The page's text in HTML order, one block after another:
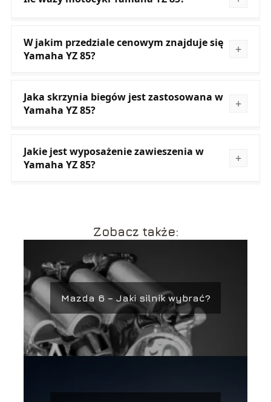
W jakim przedziale cenowym znajduje się
Yamaha YZ 85?
Jaka skrzynia biegów jest zastosowana w
Yamaha YZ 85?
Jakie jest wyposażenie zawieszenia w
Yamaha YZ 85?
Zobacz także:
Mazda 6 – Jaki silnik wybrać?